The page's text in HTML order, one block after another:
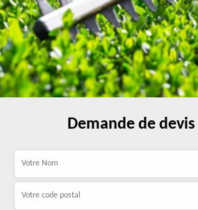
Demande de